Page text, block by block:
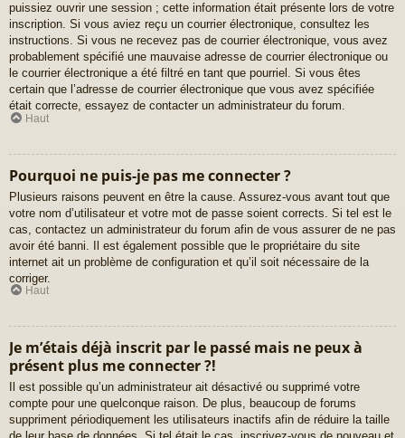
puissiez ouvrir une session ; cette information était présente lors de votre
inscription. Si vous aviez reçu un courrier électronique, consultez les
instructions. Si vous ne recevez pas de courrier électronique, vous avez
probablement spécifié une mauvaise adresse de courrier électronique ou
le courrier électronique a été filtré en tant que pourriel. Si vous êtes
certain que l’adresse de courrier électronique que vous avez spécifiée
était correcte, essayez de contacter un administrateur du forum.
Haut
Pourquoi ne puis-je pas me connecter ?
Plusieurs raisons peuvent en être la cause. Assurez-vous avant tout que
votre nom d’utilisateur et votre mot de passe soient corrects. Si tel est le
cas, contactez un administrateur du forum afin de vous assurer de ne pas
avoir été banni. Il est également possible que le propriétaire du site
internet ait un problème de configuration et qu’il soit nécessaire de la
corriger.
Haut
Je m’étais déjà inscrit par le passé mais ne peux à
présent plus me connecter ?!
Il est possible qu’un administrateur ait désactivé ou supprimé votre
compte pour une quelconque raison. De plus, beaucoup de forums
suppriment périodiquement les utilisateurs inactifs afin de réduire la taille